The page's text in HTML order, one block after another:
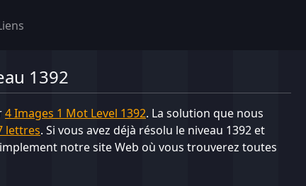
1392
4 Images 1 Mot Level 1392. La solution que nous
lettres. Si vous avez déjà résolu le niveau 1392 et
notre site Web où vous trouverez toutes